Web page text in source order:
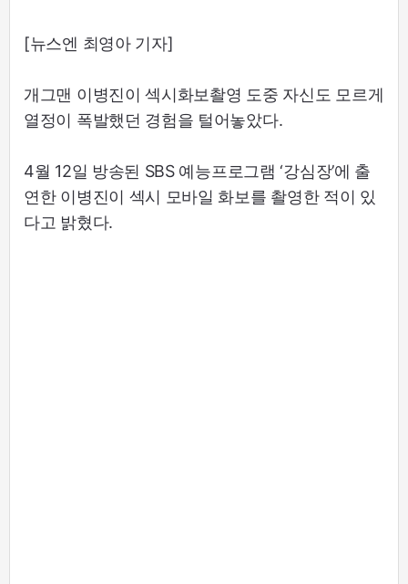
[뉴스엔 최영아 기자]
개그맨 이병진이 섹시화보촬영 도중 자신도 모르게
열정이 폭발했던 경험을 털어놓았다.
4월 12일 방송된 SBS 예능프로그램 ‘강심장’에 출
연한 이병진이 섹시 모바일 화보를 촬영한 적이 있
다고 밝혔다.